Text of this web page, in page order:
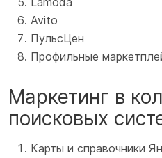
Avito
ПульсЦен
Профильные
Маркетинг в
поисковых
Карты и справочники